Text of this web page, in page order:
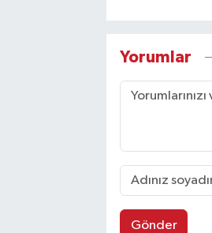
Yorumlar
Gönder